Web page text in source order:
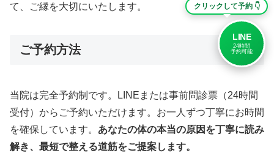
て、ご縁を大切にいたします。
ご予約方法
当院は完全予約制です。LINEまたは事前問診票（24時間
受付）からご予約いただけます。お一人ずつ丁寧にお時間
を確保しています。 あなたの体の本当の原因を丁寧に読み
解き、最短で整える道筋をご提案します。
クリックして予約 👇
LINE
24時間
予約可能